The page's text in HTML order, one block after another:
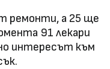
ремонти, а 25 ще
91 лекари
интересът към